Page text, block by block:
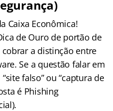
Caixa Econômica!
de Ouro de portão de
a distinção entre
Se a questão falar em
falso” ou “captura de
é Phishing